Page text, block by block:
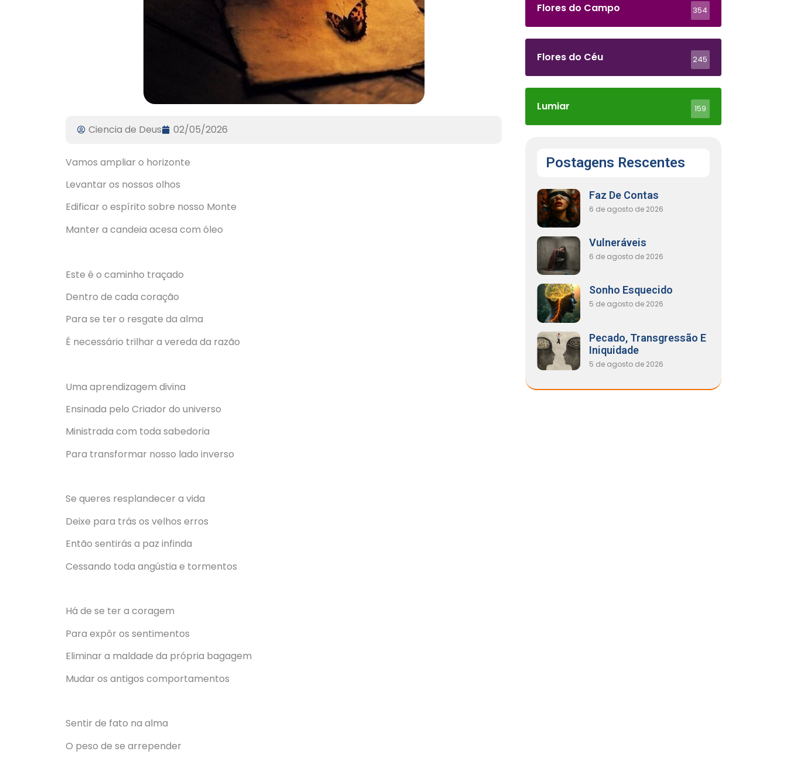
Ciencia de Deus 02/05/2026
Vamos ampliar o horizonte
Levantar os nossos olhos
Edificar o espírito sobre nosso Monte
Manter a candeia acesa com óleo
Este é o caminho traçado
Dentro de cada coração
Para se ter o resgate da alma
É necessário trilhar a vereda da razão
Uma aprendizagem divina
Ensinada pelo Criador do universo
Ministrada com toda sabedoria
Para transformar nosso lado inverso
Se queres resplandecer a vida
Deixe para trás os velhos erros
Então sentirás a paz infinda
Cessando toda angústia e tormentos
Há de se ter a coragem
Para expôr os sentimentos
Eliminar a maldade da própria bagagem
Mudar os antigos comportamentos
Sentir de fato na alma
O peso de se arrepender
Flores do Campo 354
Flores do Céu 245
Lumiar 159
Postagens Rescentes
Faz De Contas
6 de agosto de 2026
Vulneráveis
6 de agosto de 2026
Sonho Esquecido
5 de agosto de 2026
Pecado, Transgressão E
Iniquidade
5 de agosto de 2026